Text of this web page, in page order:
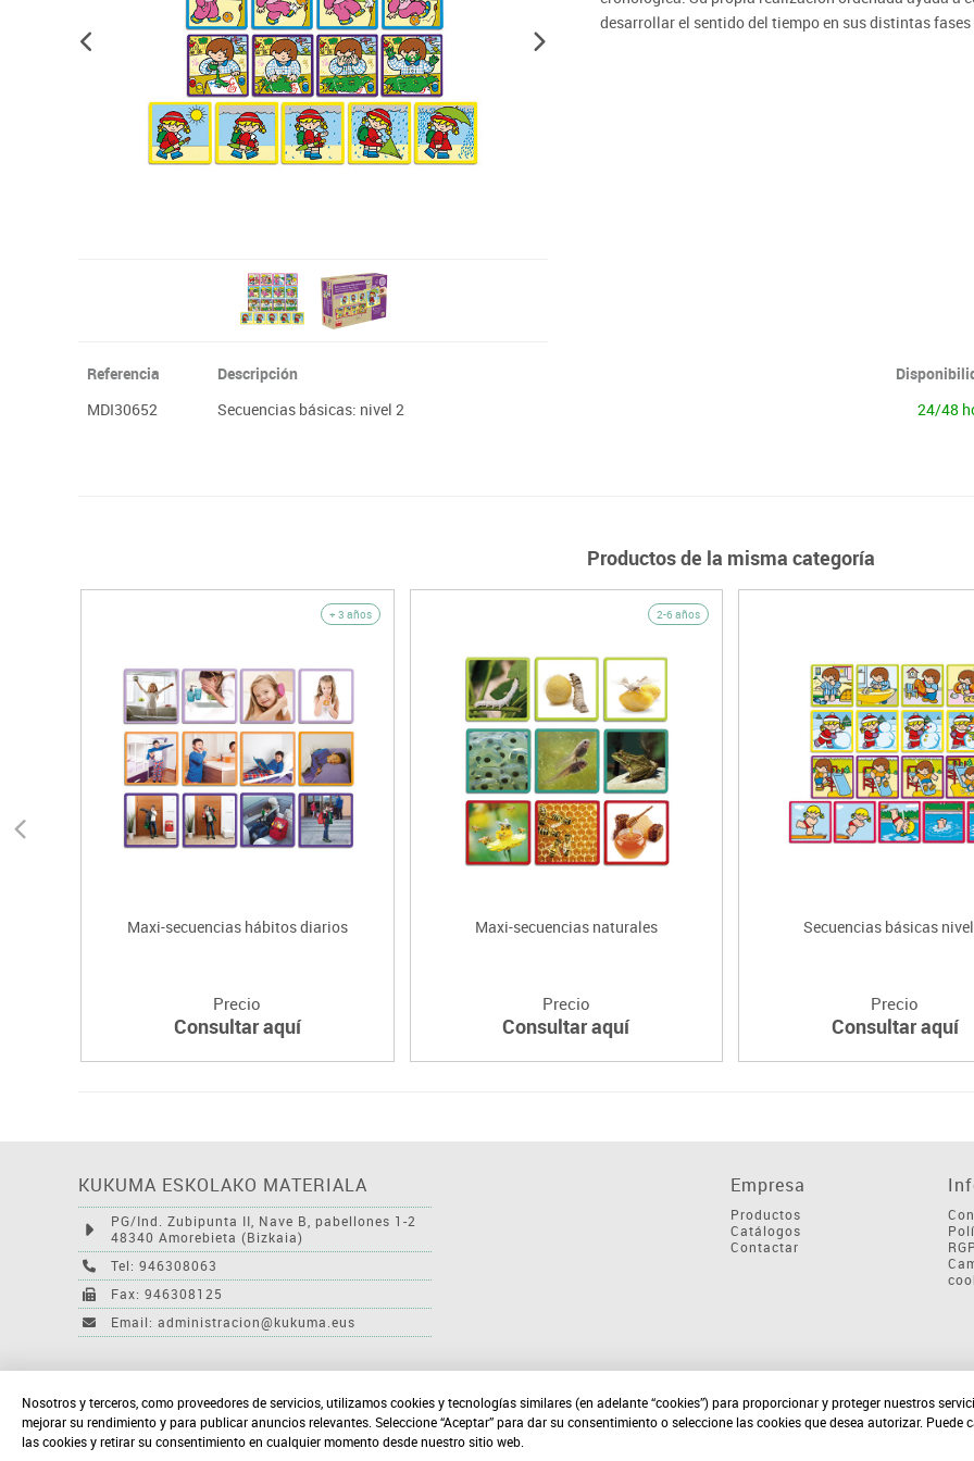
Plastifica, encuaderna, destruye
Papel y manipulados
Lenguaje & idiomas
desarrollar el sentido del tiempo en sus distintas
Referencia Descripción
MDI30652
Secuencias básicas: nivel 2 24/48
Productos de la misma categoría
+ 3 años
Maxi-secuencias hábitos diarios
Precio
Consultar aquí
2-6 años
Maxi-secuencias naturales
Precio
Consultar aquí
Secuencias básicas nivel
Precio
Consultar aquí
KUKUMA ESKOLAKO MATERIALA
PG/Ind. Zubipunta II, Nave B, pabellones 1-2
48340 Amorebieta (Bizkaia)
Tel: 946308063
Fax: 946308125
Email: administracion@kukuma.eus
Empresa
Productos
Catálogos
Contactar
Nosotros y terceros, como proveedores de servicios, utilizamos cookies y tecnologías similares (en adelante “cookies”) para proporcionar y proteger nuestros
mejorar su rendimiento y para publicar anuncios relevantes. Seleccione “Aceptar” para dar su consentimiento o seleccione las cookies que desea autorizar. Puede
las cookies y retirar su consentimiento en cualquier momento desde nuestro sitio web.